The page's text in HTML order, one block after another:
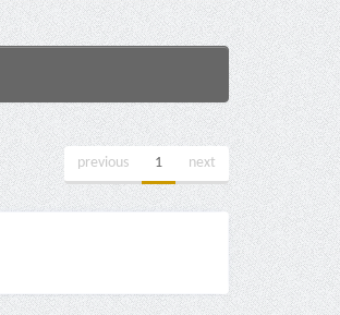
previous 1 next